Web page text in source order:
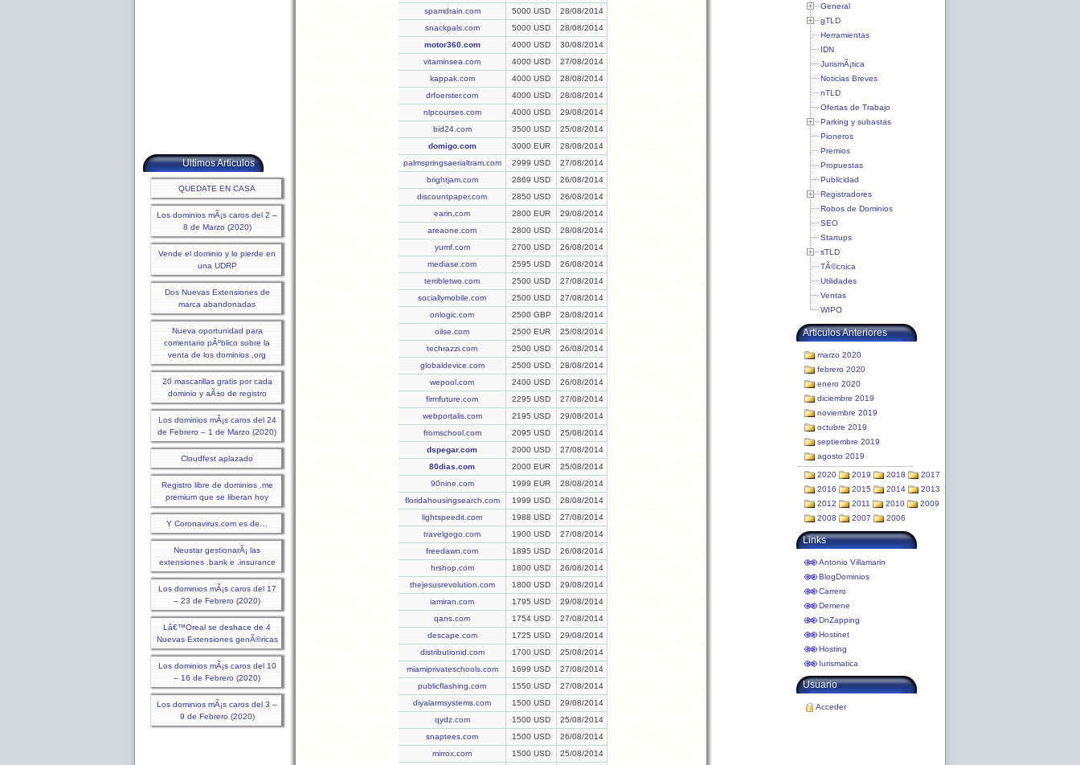
Ultimos Articulos
QUEDATE EN CASA
Los dominios mÃ¡s caros del 2 –
8 de Marzo (2020)
Vende el dominio y lo pierde en
una UDRP
Dos Nuevas Extensiones de
marca abandonadas
Nueva oportunidad para
comentario pÃºblico sobre la
venta de los dominios .org
20 mascarillas gratis por cada
dominio y aÃ±o de registro
Los dominios mÃ¡s caros del 24
de Febrero – 1 de Marzo (2020)
Cloudfest aplazado
Registro libre de dominios .me
premium que se liberan hoy
Y Coronavirus.com es de…
Neustar gestionarÃ¡ las
extensiones .bank e .insurance
Los dominios mÃ¡s caros del 17
– 23 de Febrero (2020)
Lâ€™Oreal se deshace de 4
Nuevas Extensiones genÃ©ricas
Los dominios mÃ¡s caros del 10
– 16 de Febrero (2020)
Los dominios mÃ¡s caros del 3 –
9 de Febrero (2020)
spamdrain.com
5000 USD
28/08/2014
snackpals.com
5000 USD
28/08/2014
motor360.com
4000 USD
30/08/2014
vitaminsea.com
4000 USD
27/08/2014
kappak.com
4000 USD
28/08/2014
drfoerster.com
4000 USD
28/08/2014
nlpcourses.com
4000 USD
29/08/2014
bid24.com
3500 USD
25/08/2014
domigo.com
3000 EUR
28/08/2014
palmspringsaerialtram.com
2999 USD
27/08/2014
brightjam.com
2869 USD
26/08/2014
discountpaper.com
2850 USD
26/08/2014
earin.com
2800 EUR
29/08/2014
areaone.com
2800 USD
28/08/2014
yumf.com
2700 USD
26/08/2014
mediase.com
2595 USD
26/08/2014
terribletwo.com
2500 USD
27/08/2014
sociallymobile.com
2500 USD
27/08/2014
onlogic.com
2500 GBP
28/08/2014
oilse.com
2500 EUR
25/08/2014
techrazzi.com
2500 USD
26/08/2014
globaldevice.com
2500 USD
28/08/2014
wepool.com
2400 USD
26/08/2014
firmfuture.com
2295 USD
27/08/2014
webportalis.com
2195 USD
29/08/2014
fromschool.com
2095 USD
25/08/2014
dspegar.com
2000 USD
27/08/2014
80dias.com
2000 EUR
25/08/2014
90nine.com
1999 EUR
28/08/2014
floridahousingsearch.com
1999 USD
28/08/2014
lightspeedit.com
1988 USD
27/08/2014
travelgogo.com
1900 USD
27/08/2014
freedawn.com
1895 USD
26/08/2014
hrshop.com
1800 USD
26/08/2014
thejesusrevolution.com
1800 USD
29/08/2014
iamiran.com
1795 USD
29/08/2014
qans.com
1754 USD
27/08/2014
descape.com
1725 USD
29/08/2014
distributionid.com
1700 USD
25/08/2014
miamiprivateschools.com
1699 USD
27/08/2014
publicflashing.com
1550 USD
27/08/2014
diyalarmsystems.com
1500 USD
29/08/2014
qydz.com
1500 USD
25/08/2014
snaptees.com
1500 USD
26/08/2014
mirrox.com
1500 USD
25/08/2014
General
gTLD
Herramientas
IDN
JurismÃ¡tica
Noticias Breves
nTLD
Ofertas de Trabajo
Parking y subastas
Pioneros
Premios
Propuestas
Publicidad
Registradores
Robos de Dominios
SEO
Startups
sTLD
TÃ©cnica
Utilidades
Ventas
WIPO
Articulos Anteriores
marzo 2020
febrero 2020
enero 2020
diciembre 2019
noviembre 2019
octubre 2019
septiembre 2019
agosto 2019
2020 2019 2018
2017
2016
2015 2014
2013
2012
2011 2010
2009
2008
2007 2006
Links
Antonio Villamarin
BlogDominios
Carrero
Demene
DnZapping
Hostinet
Hosting
Iurismatica
Usuario
Acceder